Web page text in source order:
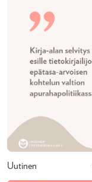
Uutinen